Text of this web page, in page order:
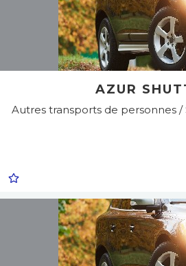
AZUR
Autres transports de personnes